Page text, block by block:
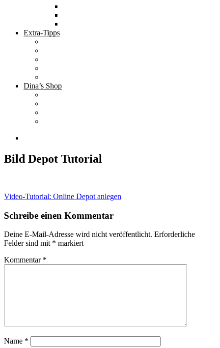
Extra-Tipps
Dina’s Shop
Bild Depot Tutorial
Beitragsnavigation
Video-Tutorial: Online Depot anlegen
Schreibe einen Kommentar
Deine E-Mail-Adresse wird nicht veröffentlicht. Erforderliche
Felder sind mit * markiert
Kommentar *
Name *